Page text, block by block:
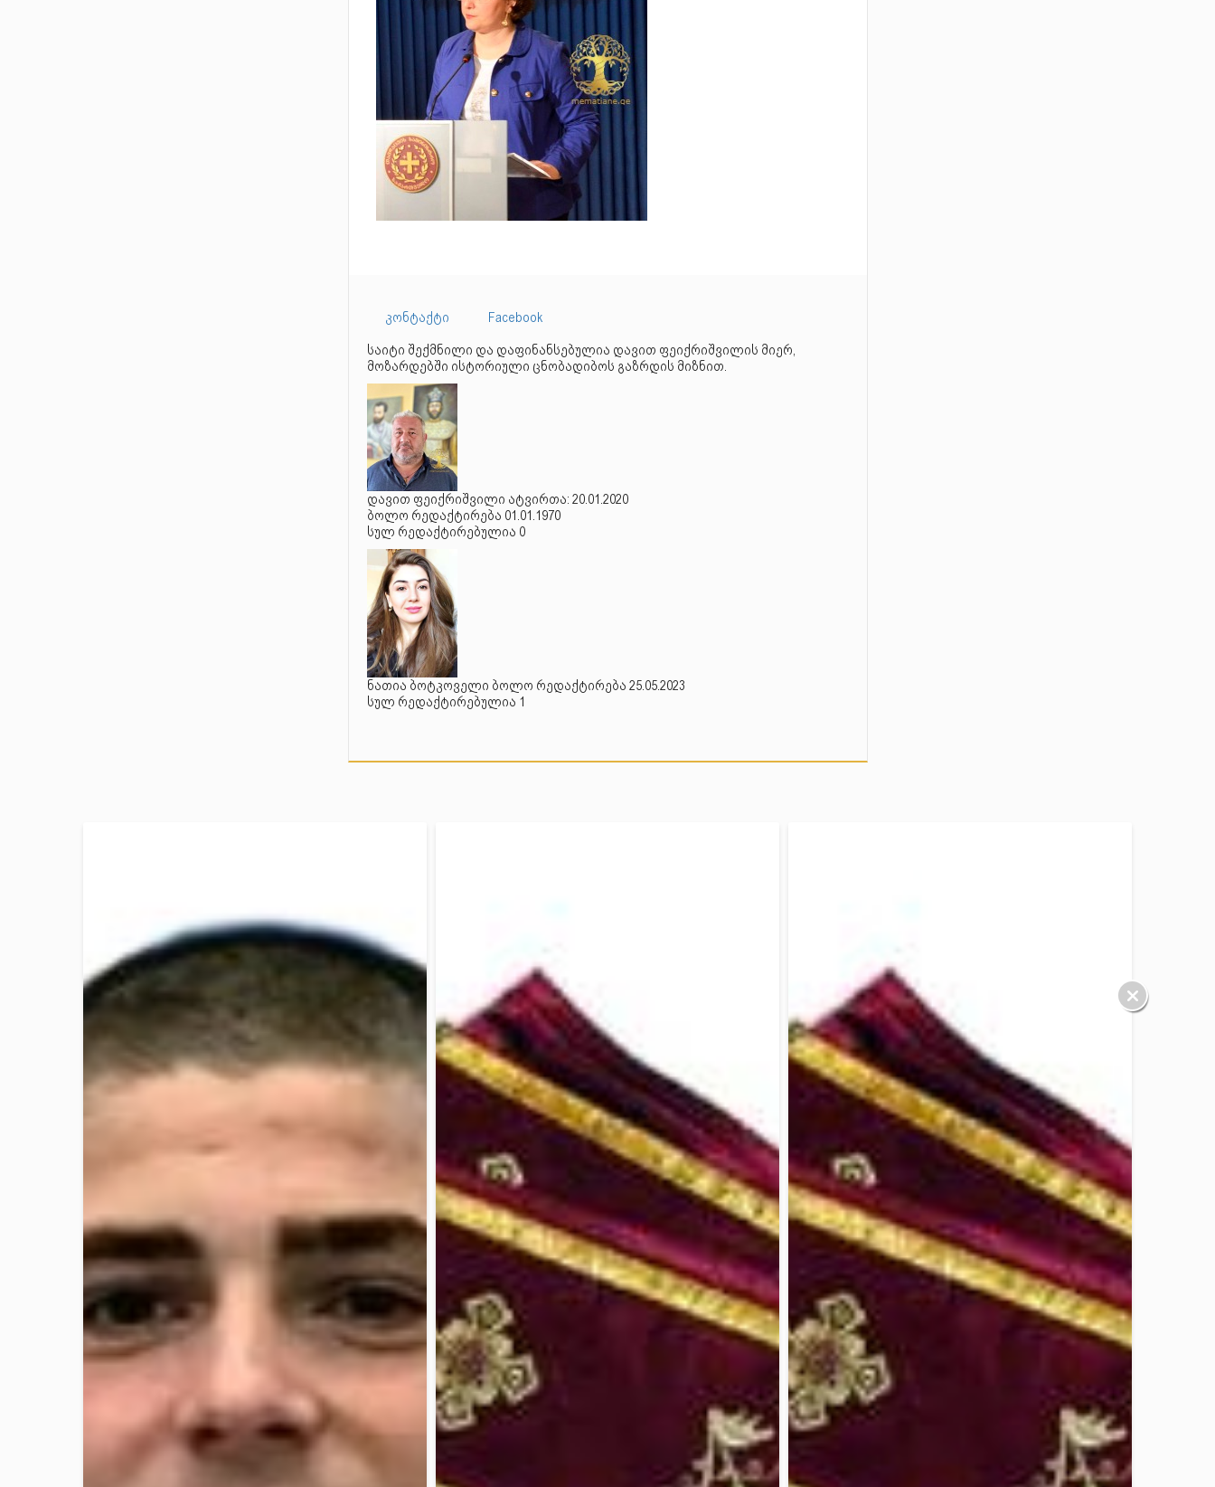
კონტაქტი
Facebook
საიტი შექმნილი და დაფინანსებულია დავით ფეიქრიშვილის მიერ,
მოზარდებში ისტორიული ცნობადიბოს გაზრდის მიზნით.
დავით ფეიქრიშვილი ატვირთა: 20.01.2020
ბოლო რედაქტირება 01.01.1970
სულ რედაქტირებულია 0
ნათია ბოტკოველი ბოლო რედაქტირება 25.05.2023
სულ რედაქტირებულია 1